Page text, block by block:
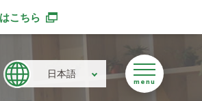
はこちら
ドウで開きます
日本語